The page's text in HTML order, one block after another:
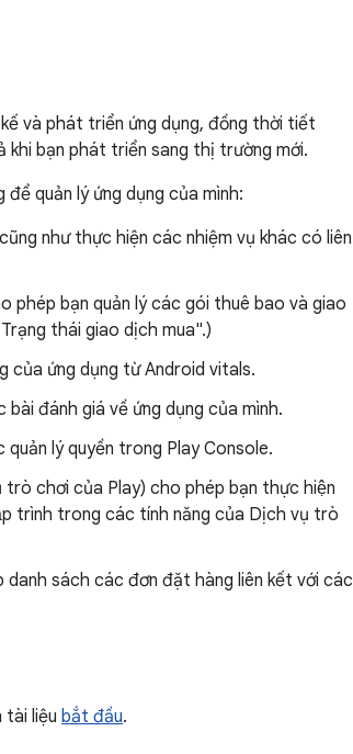
và phát triển ứng dụng, đồng thời tiết
khi bạn phát triển sang thị trường mới.
quản lý ứng dụng của mình:
như thực hiện các nhiệm vụ khác có liên
phép bạn quản lý các gói thuê bao và giao
thái giao dịch mua".)
của ứng dụng từ Android vitals.
đánh giá về ứng dụng của mình.
lý quyền trong Play Console.
trò chơi của Play) cho phép bạn thực hiện
trình trong các tính năng của Dịch vụ trò
danh sách các đơn đặt hàng liên kết với các
tài liệu bắt đầu.